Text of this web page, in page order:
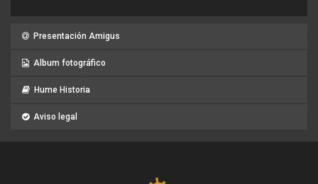
Presentación Amigus
Album fotográfico
Hume Historia
Aviso legal